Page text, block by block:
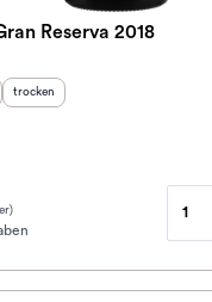
Reserva 2018
:
Geschmack
trocken
1